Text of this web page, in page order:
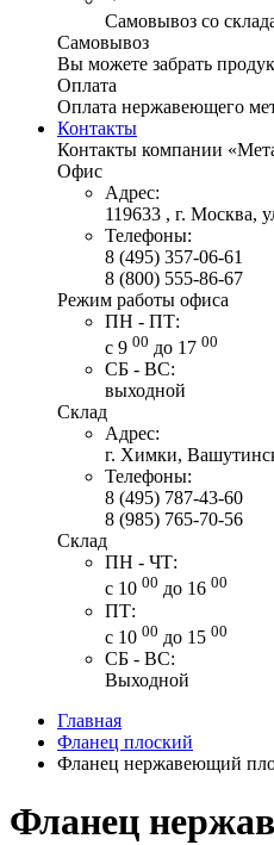
Самовывоз со
Самовывоз
Вы можете забрать
Оплата
Оплата нержавеющего
Контакты
Контакты компании
Офис
Адрес:
119633 , г. Москва,
Телефоны:
8 (495) 357-06-61
8 (800) 555-86-67
Режим работы офиса
ПН - ПТ:
с 9 00 до 17 00
СБ - ВС:
выходной
Склад
Адрес:
г. Химки,
Телефоны:
8 (495) 787-43-60
8 (985) 765-70-56
Склад
ПН - ЧТ:
с 10 00 до 16 00
ПТ:
с 10 00 до 15 00
СБ - ВС:
Выходной
Главная
Фланец плоский
Фланец нержавеющий
Фланец